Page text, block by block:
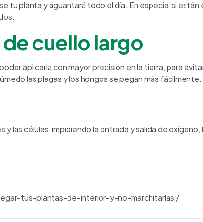
tu planta y aguantará todo el día. En especial si están
cuello largo
aplicarla con mayor precisión en la tierra, para
las plagas y los hongos se pegan más fácilmente.
y las células, impidiendo la entrada y salida de oxígeno,
tus-plantas-de-interior-y-no-marchitarlas /